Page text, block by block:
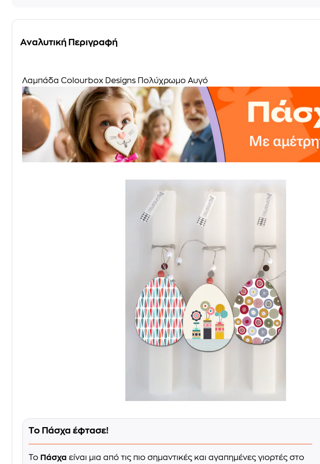
Αναλυτική Περιγραφή
Λαμπάδα Colourbox Designs Πολύχρωμο Αυγό
Το Πάσχα έφτασε!
Το Πάσχα είναι μια από τις πιο σημαντικές και αγαπημένες γιορτές στο